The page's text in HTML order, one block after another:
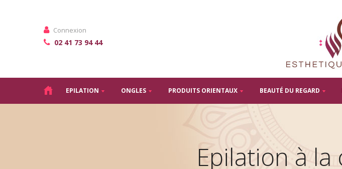
Connexion
02 41 73 94 44
EPILATION ONGLES PRODUITS ORIENTAUX BEAUTÉ DU REGARD
Epilation à